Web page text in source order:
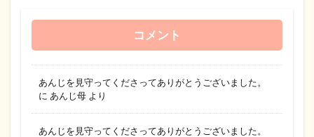
コメント
あんじを見守ってくださってありがとうございました。
に あんじ母 より
あんじを見守ってくださってありがとうございました。